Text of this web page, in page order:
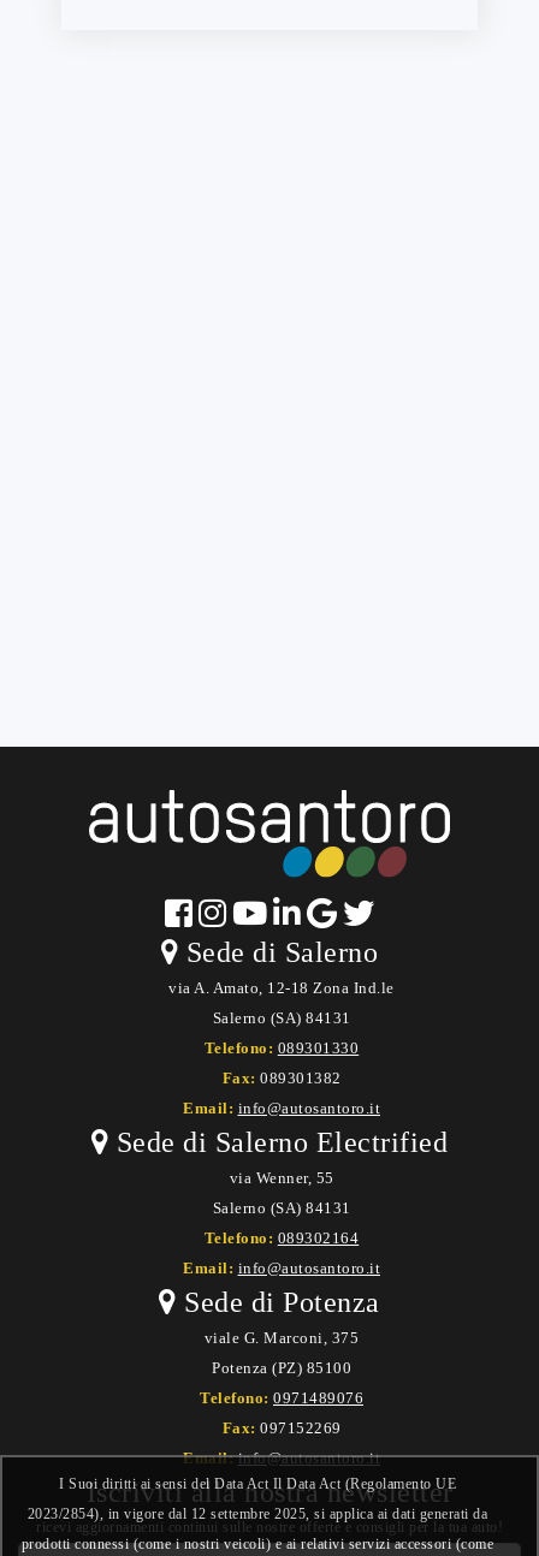
Sede di Salerno
via A. Amato, 12-18 Zona Ind.le
Salerno (SA) 84131
Telefono: 089301330
Fax: 089301382
Email: info@autosantoro.it
Sede di Salerno Electrified
via Wenner, 55
Salerno (SA) 84131
Telefono: 089302164
Email: info@autosantoro.it
Sede di Potenza
viale G. Marconi, 375
Potenza (PZ) 85100
Telefono: 0971489076
Fax: 097152269
Email:info@autosantoro.it
Iscriviti alla nostra newsletter
ricevi aggiornamenti continui sulle nostre offerte e consigli per la tua auto!
I Suoi diritti ai sensi del Data Act Il Data Act (Regolamento UE
2023/2854), in vigore dal 12 settembre 2025, si applica ai dati generati da
prodotti connessi (come i nostri veicoli) e ai relativi servizi accessori (come